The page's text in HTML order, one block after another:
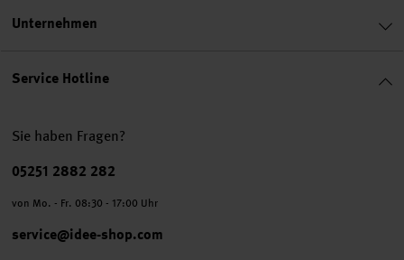
Service Hotline
Sie haben Fragen?
Telefonnummer
05251 2882 282
von Mo. - Fr. 08:30 - 17:00 Uhr
service@idee-shop.com
Unternehmen